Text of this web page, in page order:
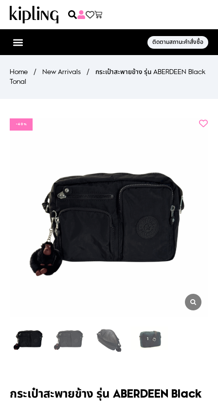
ติดตามสถานะคำสั่งซื้อ
Home / New Arrivals / กระเป๋าสะพายข้าง รุ่น ABERDEEN Black
Tonal
-40%
กระเป๋าสะพายข้าง รุ่น ABERDEEN Black